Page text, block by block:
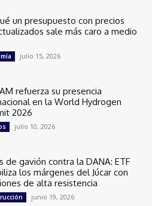
un presupuesto con precios
sale más caro a medio
julio 15, 2026
refuerza su presencia
en la World Hydrogen
2026
julio 10, 2026
de gavión contra la DANA: ETF
los márgenes del Júcar con
de alta resistencia
junio 19, 2026